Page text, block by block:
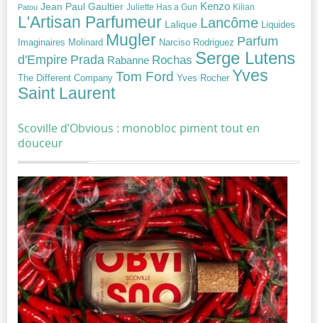
Patou Jean Paul Gaultier Juliette Has a Gun Kenzo Kilian
L'Artisan Parfumeur Lalique Lancôme Liquides
Imaginaires Molinard Mugler Narciso Rodriguez Parfum
d'Empire Prada Rabanne Rochas Serge Lutens
The Different Company Tom Ford Yves Rocher Yves
Saint Laurent
Scoville d’Obvious : monobloc piment tout en
douceur